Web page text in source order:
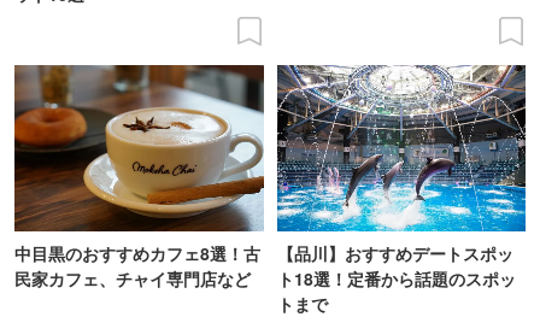
中目黒のおすすめカフェ8選！古
民家カフェ、チャイ専門店など
【品川】おすすめデートスポッ
ト18選！定番から話題のスポッ
トまで